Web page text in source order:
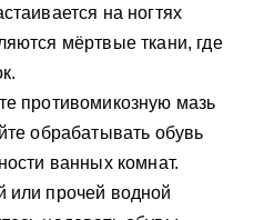
на ногтях
мёртвые ткани, где
противомикозную мазь
обрабатывать обувь
ванных комнат.
или прочей водной